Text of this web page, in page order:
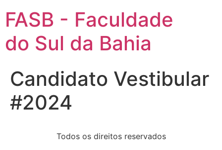
FASB - Faculdade
do Sul da Bahia
Candidato Vestibular
#2024
Todos os direitos reservados